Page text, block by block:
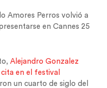
Amores Perros volvió a
en Cannes 25
Alejandro Gonzalez
en el festival
un cuarto de siglo del